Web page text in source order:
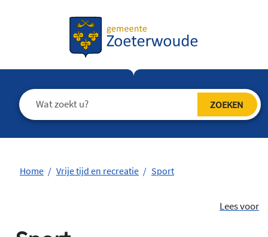
Home Vrije tijd en recreatie Sport
Lees voor